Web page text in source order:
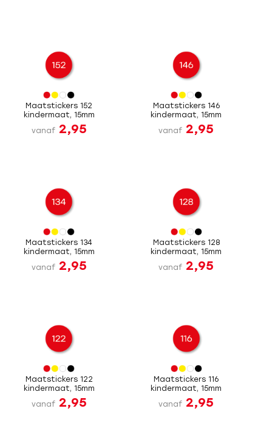
Maatstickers 152
kindermaat, 15mm
vanaf 2,95
Maatstickers 146
kindermaat, 15mm
vanaf 2,95
Maatstickers 134
kindermaat, 15mm
vanaf 2,95
Maatstickers 128
kindermaat, 15mm
vanaf 2,95
Maatstickers 122
kindermaat, 15mm
vanaf 2,95
Maatstickers 116
kindermaat, 15mm
vanaf 2,95